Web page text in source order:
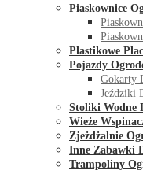
Piaskownice
Plastikowe
Pojazdy
Gokarty
Jeździki
Stoliki Wodne
Wieże
Zjeżdżalnie
Inne Zabawki
Trampoliny